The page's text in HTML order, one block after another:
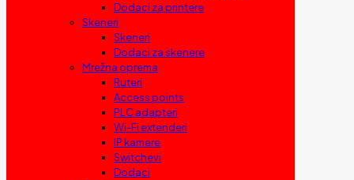
Dodaci za printere
Skeneri
Skeneri
Dodaci za skenere
Mrežna oprema
Ruteri
Access points
PLC adapteri
Wi-Fi extenderi
IP kamere
Switchevi
Dodaci